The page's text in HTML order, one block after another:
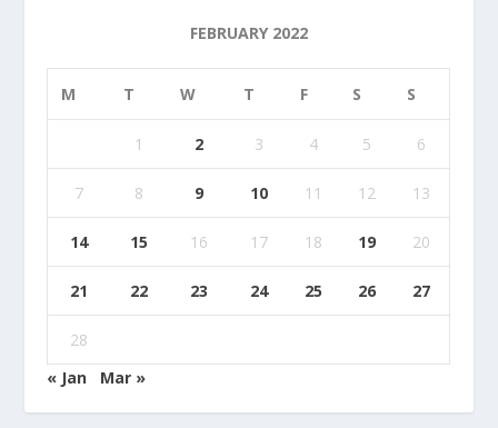
FEBRUARY 2022
M T W T F S S
1 2 3 4 5 6
7 8 9 10 11 12 13
14 15 16 17 18 19 20
21 22 23 24 25 26 27
28
« Jan
Mar »